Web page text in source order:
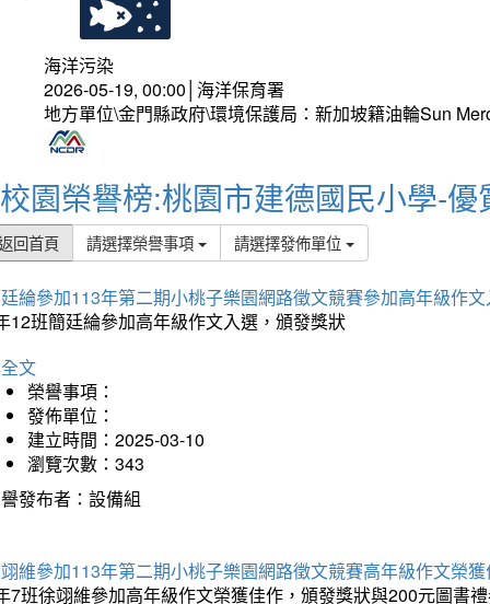
海洋污染
2026-05-19, 00:00│海洋保育署
地方單位\金門縣政府\環境保護局：新加坡籍油輪Sun
校園榮譽榜:桃園市建德國民小學-優
回首頁 請選擇榮譽事項 請選擇發佈單位
綸參加113年第二期小桃子樂園網路徵文競賽參加高年級作
12班簡廷綸參加高年級作文入選，頒發獎狀
文
榮譽事項：
發佈單位：
建立時間：2025-03-10
瀏覽次數：343
發布者：設備組
維參加113年第二期小桃子樂園網路徵文競賽高年級作文榮
7班徐翊維參加高年級作文榮獲佳作，頒發獎狀與200元圖書